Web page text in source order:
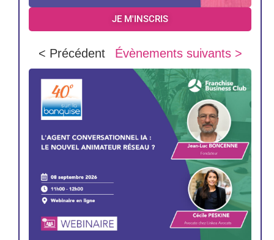
JE M'INSCRIS
< Précédent Évènements suivants >